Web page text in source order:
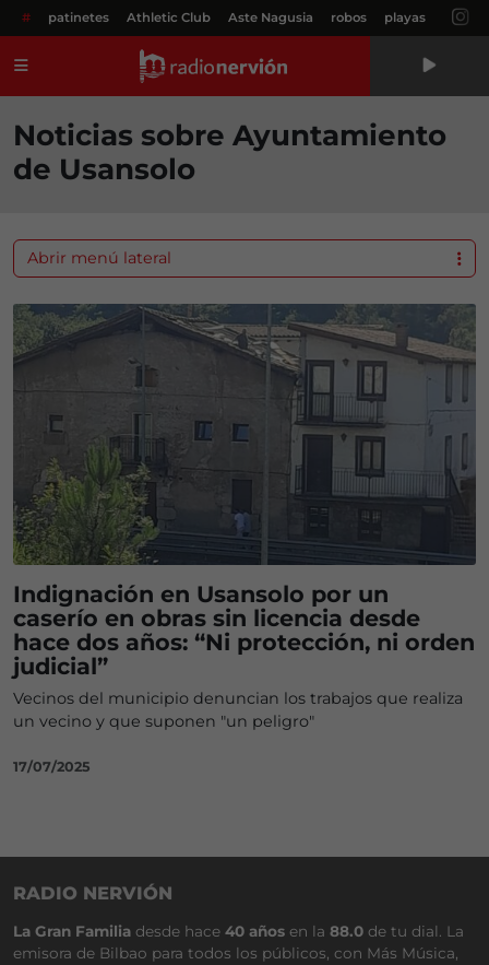
# patinetes Athletic Club Aste Nagusia robos playas
Noticias sobre Ayuntamiento
de Usansolo
Indignación en Usansolo por un
caserío en obras sin licencia desde
hace dos años: “Ni protección, ni orden
judicial”
Vecinos del municipio denuncian los trabajos que realiza
un vecino y que suponen "un peligro"
17/07/2025
Abrir menú lateral
RADIO NERVIÓN
La Gran Familia desde hace 40 años en la 88.0 de tu dial. La
emisora de Bilbao para todos los públicos, con Más Música,